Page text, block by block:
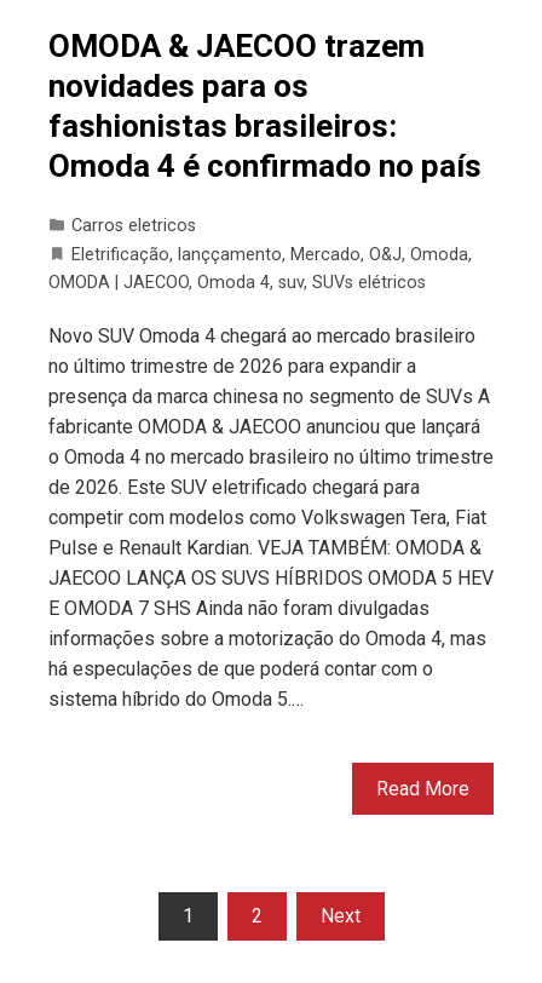
OMODA & JAECOO trazem
novidades para os
fashionistas brasileiros:
Omoda 4 é confirmado no país
Carros eletricos
Eletrificação, lanççamento, Mercado, O&J, Omoda,
OMODA | JAECOO, Omoda 4, suv, SUVs elétricos
Novo SUV Omoda 4 chegará ao mercado brasileiro
no último trimestre de 2026 para expandir a
presença da marca chinesa no segmento de SUVs A
fabricante OMODA & JAECOO anunciou que lançará
o Omoda 4 no mercado brasileiro no último trimestre
de 2026. Este SUV eletrificado chegará para
competir com modelos como Volkswagen Tera, Fiat
Pulse e Renault Kardian. VEJA TAMBÉM: OMODA &
JAECOO LANÇA OS SUVS HÍBRIDOS OMODA 5 HEV
E OMODA 7 SHS Ainda não foram divulgadas
informações sobre a motorização do Omoda 4, mas
há especulações de que poderá contar com o
sistema híbrido do Omoda 5.…
Read More
Paginação
1 2 Next